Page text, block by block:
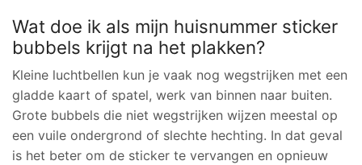
Wat doe ik als mijn huisnummer sticker
bubbels krijgt na het plakken?
Kleine luchtbellen kun je vaak nog wegstrijken met een
gladde kaart of spatel, werk van binnen naar buiten.
Grote bubbels die niet wegstrijken wijzen meestal op
een vuile ondergrond of slechte hechting. In dat geval
is het beter om de sticker te vervangen en opnieuw